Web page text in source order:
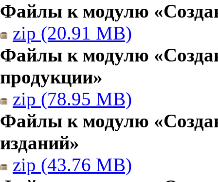
Файлы к модулю
zip (20.91 MB)
Файлы к модулю
продукции»
zip (78.95 MB)
Файлы к модулю
изданий»
zip (43.76 MB)